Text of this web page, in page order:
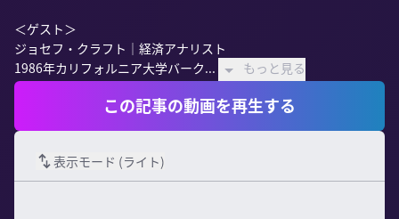
＜ゲスト＞
ジョセフ・クラフト｜経済アナリスト
1986年カリフォルニア大学バーク...
もっと見る
この記事の動画を再生する
表示モード (ライト)